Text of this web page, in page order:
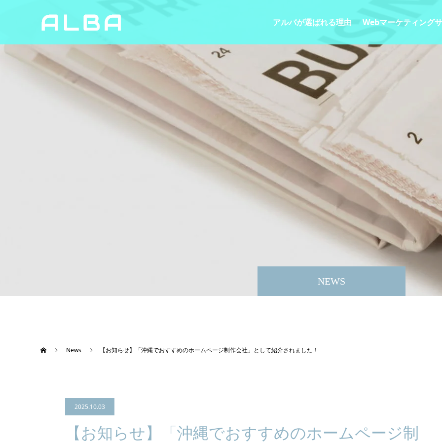
アルバが選ばれる理由 Webマーケティング
NEWS
News 【お知らせ】「沖縄でおすすめのホームページ制作会社」として紹介されました！
2025.10.03
【お知らせ】「沖縄でおすすめのホームページ制